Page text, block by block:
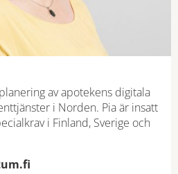
av apotekens digitala
i Norden. Pia är insatt
i Finland, Sverige och